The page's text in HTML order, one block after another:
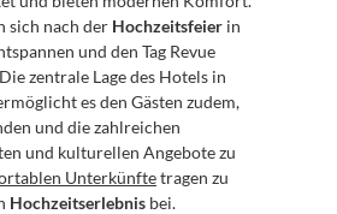
sich nach der Hochzeitsfeier in
und den Tag Revue
zentrale Lage des Hotels in
es den Gästen zudem,
und die zahlreichen
und kulturellen Angebote zu
Unterkünfte tragen zu
Hochzeitserlebnis bei.